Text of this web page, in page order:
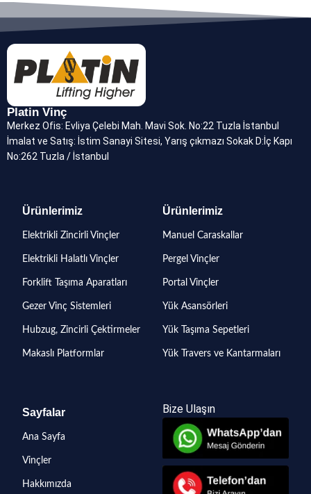
Platin Vinç
Merkez Ofis: Evliya Çelebi Mah. Mavi Sok. No:22 Tuzla İstanbul
İmalat ve Satış: İstim Sanayi Sitesi, Yarış çıkmazı Sokak D:İç Kapı
No:262 Tuzla / İstanbul
Ürünlerimiz
Elektrikli Zincirli Vinçler
Elektrikli Halatlı Vinçler
Forklift Taşıma Aparatları
Gezer Vinç Sistemleri
Hubzug, Zincirli Çektirmeler
Makaslı Platformlar
Ürünlerimiz
Manuel Caraskallar
Pergel Vinçler
Portal Vinçler
Yük Asansörleri
Yük Taşıma Sepetleri
Yük Travers ve Kantarmaları
Sayfalar
Ana Sayfa
Vinçler
Hakkımızda
Bize Ulaşın